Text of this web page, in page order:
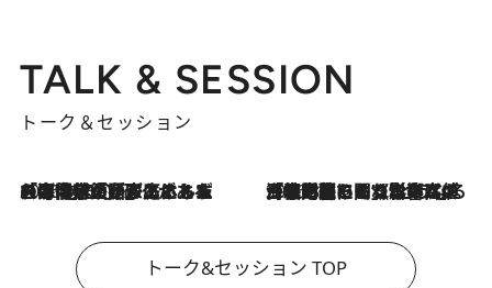
TALK & SESSION
トーク＆セッション
2026.8.3
「今後値上げがあるとすれば…」「リスクがあるのは今年の冬」エネルギー専門家が語る、ホルムズ海峡封鎖が家庭にもたらす“ある心配” 2026.8.3
「住宅建てられない…」「サーチャージ料の高値が続いている」ホルムズ海峡封鎖による影響はいつまで続く？《エネルギー専門家に聞く“どうなる日本の暮らし”》
トーク&セッション TOP